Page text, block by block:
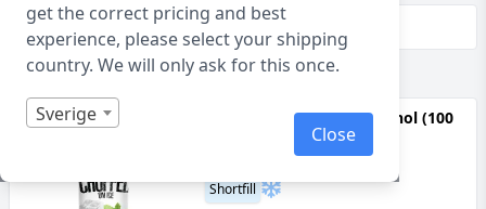
get the correct pricing and best
experience, please select your shipping
country. We will only ask for this once.
Sverige
Close
Filtrera & sortera
Visar 35 produkter av 331 totalt
Chuffed on Ice - Ice Menthol (100
Shortfill